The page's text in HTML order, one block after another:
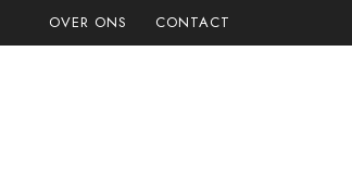
Doorgaan
naar
OVER ONS CONTACT